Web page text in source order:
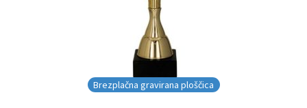
Brezplačna gravirana ploščica